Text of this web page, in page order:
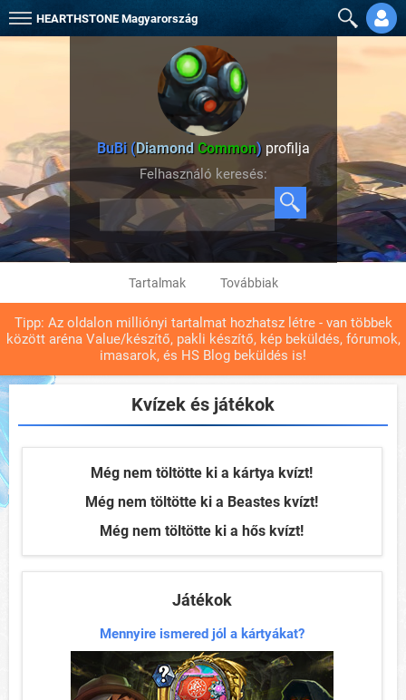
HEARTHSTONE Magyarország
BuBi (Diamond Common)profilja
Felhasználó keresés:
Tartalmak Továbbiak
Tipp: Az oldalon milliónyi tartalmat hozhatsz létre - van többek
között aréna Value/készítő, pakli készítő, kép beküldés, fórumok,
imasarok, és HS Blog beküldés is!
Kvízek és játékok
Még nem töltötte ki a kártya kvízt!
Még nem töltötte ki a Beastes kvízt!
Még nem töltötte ki a hős kvízt!
Játékok
Mennyire ismered jól a kártyákat?